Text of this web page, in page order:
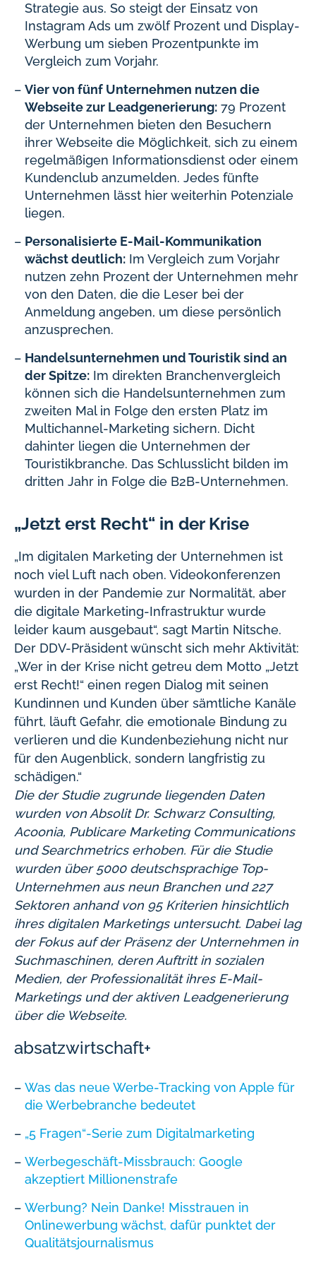
Strategie aus. So steigt der Einsatz von
Instagram Ads um zwölf Prozent und Display-
Werbung um sieben Prozentpunkte im
Vergleich zum Vorjahr.
Vier von fünf Unternehmen nutzen die
Webseite zur Leadgenerierung: 79 Prozent
der Unternehmen bieten den Besuchern
ihrer Webseite die Möglichkeit, sich zu einem
regelmäßigen Informationsdienst oder einem
Kundenclub anzumelden. Jedes fünfte
Unternehmen lässt hier weiterhin Potenziale
liegen.
Personalisierte E-Mail-Kommunikation
wächst deutlich: Im Vergleich zum Vorjahr
nutzen zehn Prozent der Unternehmen mehr
von den Daten, die die Leser bei der
Anmeldung angeben, um diese persönlich
anzusprechen.
Handelsunternehmen und Touristik sind an
der Spitze: Im direkten Branchenvergleich
können sich die Handelsunternehmen zum
zweiten Mal in Folge den ersten Platz im
Multichannel-Marketing sichern. Dicht
dahinter liegen die Unternehmen der
Touristikbranche. Das Schlusslicht bilden im
dritten Jahr in Folge die B2B-Unternehmen.
„Jetzt erst Recht“ in der Krise
„Im digitalen Marketing der Unternehmen ist
noch viel Luft nach oben. Videokonferenzen
wurden in der Pandemie zur Normalität, aber
die digitale Marketing-Infrastruktur wurde
leider kaum ausgebaut“, sagt Martin Nitsche.
Der DDV-Präsident wünscht sich mehr Aktivität:
„Wer in der Krise nicht getreu dem Motto „Jetzt
erst Recht!“ einen regen Dialog mit seinen
Kundinnen und Kunden über sämtliche Kanäle
führt, läuft Gefahr, die emotionale Bindung zu
verlieren und die Kundenbeziehung nicht nur
für den Augenblick, sondern langfristig zu
schädigen.“
Die der Studie zugrunde liegenden Daten
wurden von Absolit Dr. Schwarz Consulting,
Acoonia, Publicare Marketing Communications
und Searchmetrics erhoben. Für die Studie
wurden über 5000 deutschsprachige Top-
Unternehmen aus neun Branchen und 227
Sektoren anhand von 95 Kriterien hinsichtlich
ihres digitalen Marketings untersucht. Dabei lag
der Fokus auf der Präsenz der Unternehmen in
Suchmaschinen, deren Auftritt in sozialen
Medien, der Professionalität ihres E-Mail-
Marketings und der aktiven Leadgenerierung
über die Webseite.
absatzwirtschaft+
Was das neue Werbe-Tracking von Apple für
die Werbebranche bedeutet
„5 Fragen“-Serie zum Digitalmarketing
Werbegeschäft-Missbrauch: Google
akzeptiert Millionenstrafe
Werbung? Nein Danke! Misstrauen in
Onlinewerbung wächst, dafür punktet der
Qualitätsjournalismus